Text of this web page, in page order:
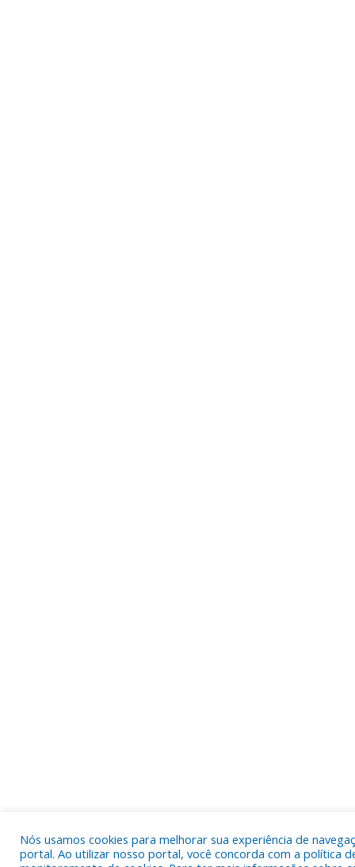
Nós usamos cookies para melhorar sua experiência de
portal. Ao utilizar nosso portal, você concorda com a política